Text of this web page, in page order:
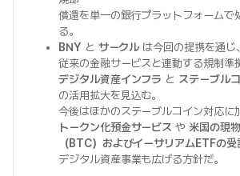
償還を単一の銀行プラットフォームで
る。
BNY と サークルは今回の提携を通じ、
従来の金融サービスと連動する規制準
デジタル資産インフラ と ステーブル
の活用拡大を見込む。
今後はほかのステーブルコイン対応に
トークン化預金サービス や 米国の現
（BTC）およびイーサリアムETFの受
デジタル資産事業も広げる方針だ。